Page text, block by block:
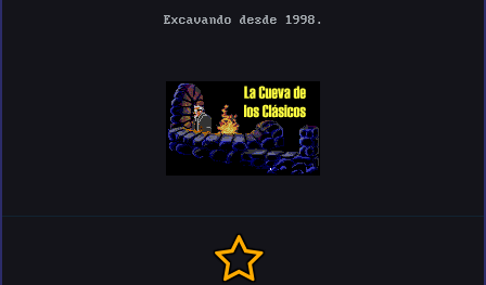
Excavando desde 1998.